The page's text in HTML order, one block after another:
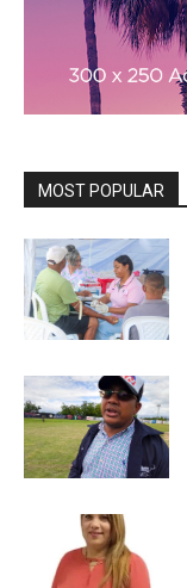
MOST POPULAR